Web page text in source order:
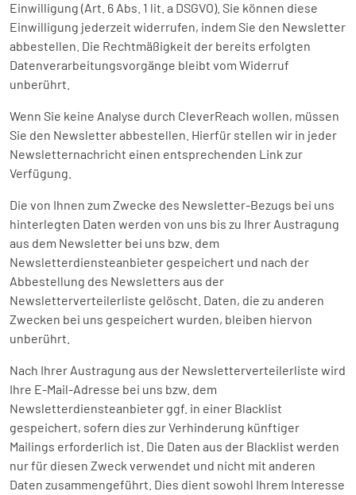
Einwilligung (Art. 6 Abs. 1 lit. a DSGVO). Sie können diese
Einwilligung jederzeit widerrufen, indem Sie den Newsletter
abbestellen. Die Rechtmäßigkeit der bereits erfolgten
Datenverarbeitungsvorgänge bleibt vom Widerruf
unberührt.
Wenn Sie keine Analyse durch CleverReach wollen, müssen
Sie den Newsletter abbestellen. Hierfür stellen wir in jeder
Newsletternachricht einen entsprechenden Link zur
Verfügung.
Die von Ihnen zum Zwecke des Newsletter-Bezugs bei uns
hinterlegten Daten werden von uns bis zu Ihrer Austragung
aus dem Newsletter bei uns bzw. dem
Newsletterdiensteanbieter gespeichert und nach der
Abbestellung des Newsletters aus der
Newsletterverteilerliste gelöscht. Daten, die zu anderen
Zwecken bei uns gespeichert wurden, bleiben hiervon
unberührt.
Nach Ihrer Austragung aus der Newsletterverteilerliste wird
Ihre E-Mail-Adresse bei uns bzw. dem
Newsletterdiensteanbieter ggf. in einer Blacklist
gespeichert, sofern dies zur Verhinderung künftiger
Mailings erforderlich ist. Die Daten aus der Blacklist werden
nur für diesen Zweck verwendet und nicht mit anderen
Daten zusammengeführt. Dies dient sowohl Ihrem Interesse